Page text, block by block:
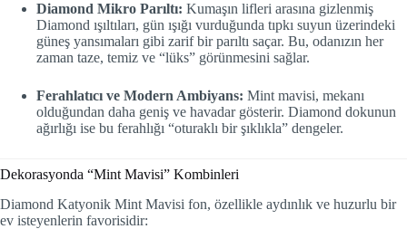
Diamond Mikro Parıltı: Kumaşın lifleri arasına gizlenmiş
Diamond ışıltıları, gün ışığı vurduğunda tıpkı suyun üzerindeki
güneş yansımaları gibi zarif bir parıltı saçar. Bu, odanızın her
zaman taze, temiz ve “lüks” görünmesini sağlar.
Ferahlatıcı ve Modern Ambiyans: Mint mavisi, mekanı
olduğundan daha geniş ve havadar gösterir. Diamond dokunun
ağırlığı ise bu ferahlığı “oturaklı bir şıklıkla” dengeler.
Dekorasyonda “Mint Mavisi” Kombinleri
Diamond Katyonik Mint Mavisi fon, özellikle aydınlık ve huzurlu bir
ev isteyenlerin favorisidir: